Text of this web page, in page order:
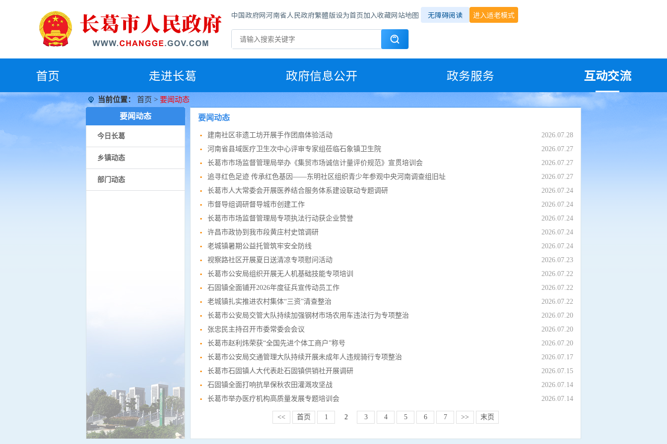
中国政府网河南省人民政府繁體版设为首页加入收藏网站地图 无障碍阅读 进入适老模式
首页 走进长葛 政府信息公开 政务服务 互动交流
当前位置： 首页 > 要闻动态
要闻动态
今日长葛
乡镇动态
部门动态
要闻动态
建南社区非遗工坊开展手作团扇体验活动
2026.07.28
河南省县域医疗卫生次中心评审专家组莅临石象镇卫生院
2026.07.27
长葛市市场监督管理局举办《集贸市场诚信计量评价规范》宣贯培训会
2026.07.27
追寻红色足迹 传承红色基因——东明社区组织青少年参观中央河南调查组旧址
2026.07.27
长葛市人大常委会开展医养结合服务体系建设联动专题调研
2026.07.24
市督导组调研督导城市创建工作
2026.07.24
长葛市市场监督管理局专项执法行动获企业赞誉
2026.07.24
许昌市政协到我市段黄庄村史馆调研
2026.07.24
老城镇暑期公益托管筑牢安全防线
2026.07.24
视察路社区开展夏日送清凉专项慰问活动
2026.07.23
长葛市公安局组织开展无人机基础技能专项培训
2026.07.22
石固镇全面铺开2026年度征兵宣传动员工作
2026.07.22
老城镇扎实推进农村集体“三资”清查整治
2026.07.22
长葛市公安局交管大队持续加强钢材市场农用车违法行为专项整治
2026.07.20
张忠民主持召开市委常委会会议
2026.07.20
长葛市赵利炜荣获“全国先进个体工商户”称号
2026.07.20
长葛市公安局交通管理大队持续开展未成年人违规骑行专项整治
2026.07.17
长葛市石固镇人大代表赴石固镇供销社开展调研
2026.07.15
石固镇全面打响抗旱保秋农田灌溉攻坚战
2026.07.14
长葛市举办医疗机构高质量发展专题培训会
2026.07.14
<< 首页 1 2 3 4 5 6 7 >> 末页